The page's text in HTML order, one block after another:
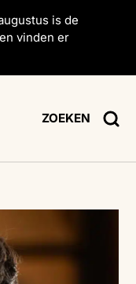
is de
vinden er
ZOEKEN